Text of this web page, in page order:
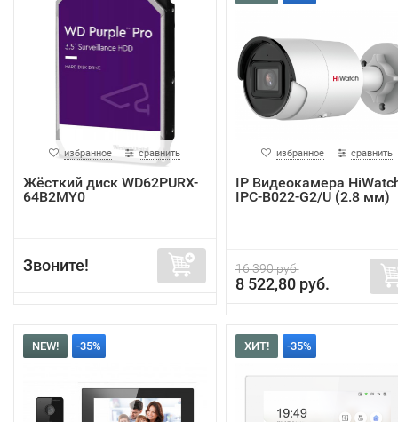
избранное сравнить
Жёсткий диск WD62PURX-
64B2MY0
Звоните!
избранное сравнить
IP Видеокамера
IPC-B022-G2/U (2.8 мм)
16 390 руб.
8 522,80 руб.
NEW! -35% ХИТ! -35%